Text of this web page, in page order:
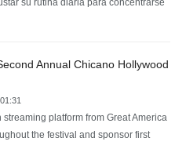
Annual Chicano Hollywood
platform from Great America
the festival and sponsor first